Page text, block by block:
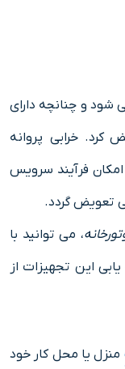
شود و چنانچه دارای
خرابی پروانه
فرآیند سرویس
تعویض گردد.
، می توانید با
این تجهیزات از
منزل یا محل کار خود